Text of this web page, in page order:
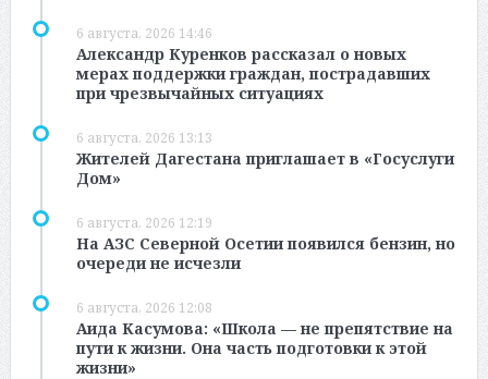
6 августа, 2026 14:46
Александр Куренков рассказал о новых
мерах поддержки граждан, пострадавших
при чрезвычайных ситуациях
6 августа, 2026 13:13
Жителей Дагестана приглашает в «Госуслуги
Дом»
6 августа, 2026 12:19
На АЗС Северной Осетии появился бензин, но
очереди не исчезли
6 августа, 2026 12:08
Аида Касумова: «Школа — не препятствие на
пути к жизни. Она часть подготовки к этой
жизни»